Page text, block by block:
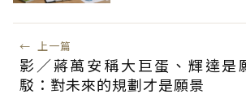
← 上一篇
影／蔣萬安稱大巨蛋、輝達是
駁：對未來的規劃才是願景